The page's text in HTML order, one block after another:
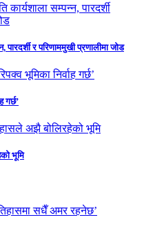
पारदर्शी र परिणाममुखी प्रणालीमा जोड
गर्छ’
भूमि